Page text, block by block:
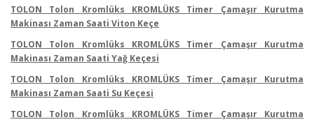
TOLON Tolon Kromlüks KROMLÜKS Timer Çamaşır Kurutma
Makinası Zaman Saati Viton Keçe
TOLON Tolon Kromlüks KROMLÜKS Timer Çamaşır Kurutma
Makinası Zaman Saati Yağ Keçesi
TOLON Tolon Kromlüks KROMLÜKS Timer Çamaşır Kurutma
Makinası Zaman Saati Su Keçesi
TOLON Tolon Kromlüks KROMLÜKS Timer Çamaşır Kurutma